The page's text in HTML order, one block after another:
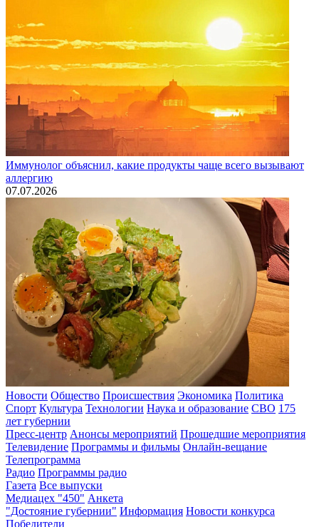
Иммунолог объяснил, какие продукты чаще всего вызывают
аллергию
07.07.2026
Новости Общество Происшествия Экономика Политика
Спорт Культура Технологии Наука и образование СВО 175
лет губернии
Пресс-центр Анонсы мероприятий Прошедшие мероприятия
Телевидение Программы и фильмы Онлайн-вещание
Телепрограмма
Радио Программы радио
Газета Все выпуски
Медиацех "450" Анкета
"Достояние губернии" Информация Новости конкурса
Победители